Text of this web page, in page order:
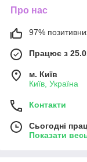
Про нас
97%
Працює з
м. Київ
Київ, Україна
Контакти
Сьогодні
Показати